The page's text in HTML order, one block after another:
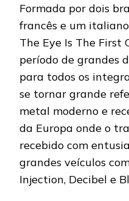
Formada por dois
francês e um
The Eye Is The First
período de grandes
para todos os
se tornar grande
metal moderno e
da Europa onde o
recebido com
grandes veículos
Injection, Decibel e